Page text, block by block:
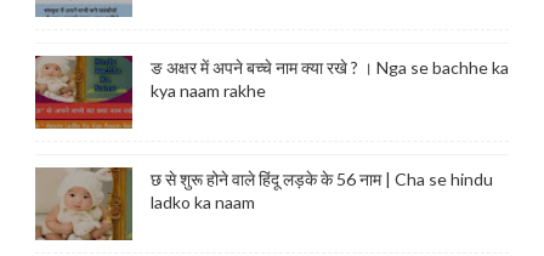
ङ अक्षर में अपने बच्चे नाम क्या रखे ? । Nga se bachhe ka
kya naam rakhe
छ से शुरू होने वाले हिंदू लड़के के 56 नाम | Cha se hindu
ladko ka naam